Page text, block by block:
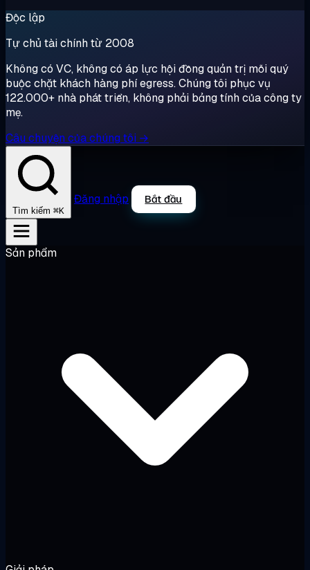
Độc lập
Tự chủ tài chính từ 2008
Không có VC, không có áp lực hội đồng quản trị mỗi quý
buộc chặt khách hàng phí egress. Chúng tôi phục vụ
122.000+ nhà phát triển, không phải bảng tính của công ty
mẹ.
Câu chuyện của chúng tôi →
Tìm kiếm ⌘K
Đăng nhập Bắt đầu
Sản phẩm